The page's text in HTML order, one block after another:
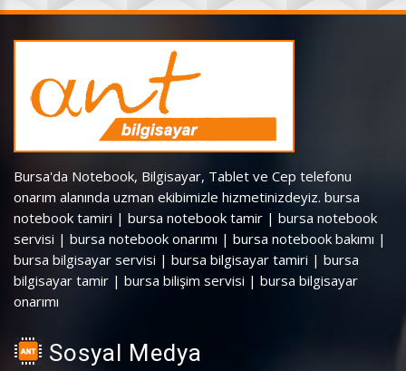
Bursa'da Notebook, Bilgisayar, Tablet ve Cep telefonu
onarım alanında uzman ekibimizle hizmetinizdeyiz. bursa
notebook tamiri | bursa notebook tamir | bursa notebook
servisi | bursa notebook onarımı | bursa notebook bakımı |
bursa bilgisayar servisi | bursa bilgisayar tamiri | bursa
bilgisayar tamir | bursa bilişim servisi | bursa bilgisayar
onarımı
Sosyal Medya